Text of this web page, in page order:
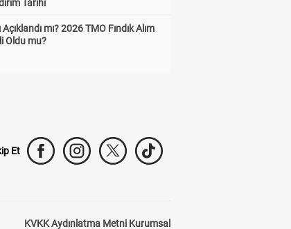
Tarihi
Açıklandı mı? 2026 TMO Fındık Alım
Oldu mu?
Et
KVKK Aydınlatma Metni Kurumsal